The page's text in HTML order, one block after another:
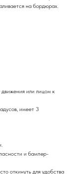
на бордюрах.
или лицом к
имеет 3
и бампер-
откинуть для удобства